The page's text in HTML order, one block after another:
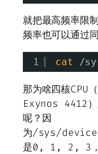
就把最高频率限
频率也可以通过
1 cat /
那为啥四核CPU
Exynos 4412）
呢？因
为/sys/
是0, 1, 2, 3，